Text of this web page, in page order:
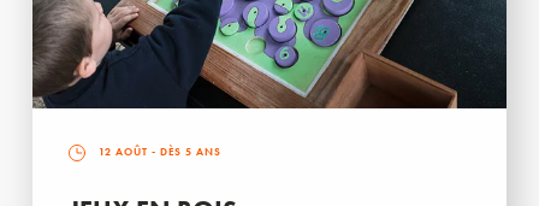
12 AOÛT - DÈS 5 ANS